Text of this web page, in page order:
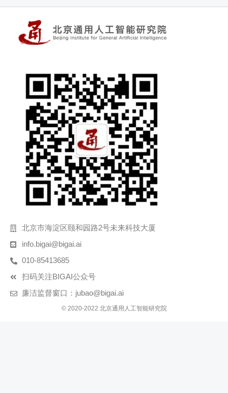
北京市海淀区颐和园路2号未来科技大厦
info.bigai@bigai.ai
010-85413685
扫码关注BIGAI公众号
廉洁监督窗口：jubao@bigai.ai
© 2020-2022 北京通用人工智能研究院